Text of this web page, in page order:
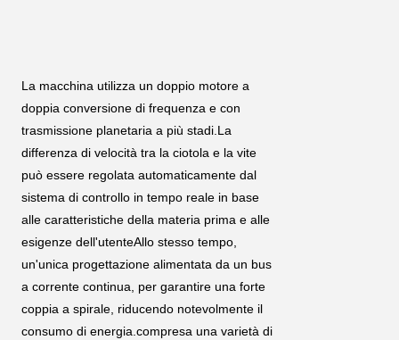
La macchina utilizza un doppio motore a
doppia conversione di frequenza e con
trasmissione planetaria a più stadi.La
differenza di velocità tra la ciotola e la vite
può essere regolata automaticamente dal
sistema di controllo in tempo reale in base
alle caratteristiche della materia prima e alle
esigenze dell'utenteAllo stesso tempo,
un'unica progettazione alimentata da un bus
a corrente continua, per garantire una forte
coppia a spirale, riducendo notevolmente il
consumo di energia.compresa una varietà di